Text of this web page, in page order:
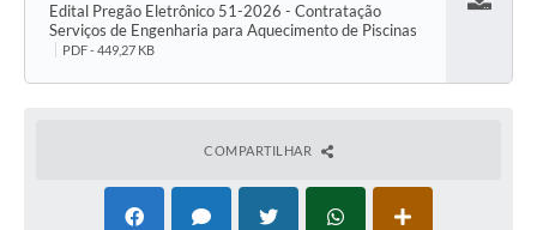
Edital Pregão Eletrônico 51-2026 - Contratação
Serviços de Engenharia para Aquecimento de Piscinas
PDF - 449,27 KB
COMPARTILHAR